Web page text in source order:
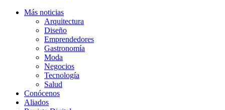
Más noticias
Arquitectura
Diseño
Emprendedores
Gastronomía
Moda
Negocios
Tecnología
Salud
Conócenos
Aliados